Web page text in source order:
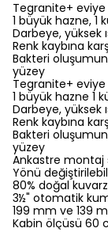
Tegranite+ eviye
1 büyük hazne, 1
Darbeye, yüksek
Renk kaybına
Bakteri
yüzey
Tegranite+ eviye
1 büyük hazne 1
Darbeye, yüksek
Renk kaybına
Bakteri
yüzey
Ankastre montaj
Yönü
80% doğal kuvarz
3½" otomatik
199 mm ve 139
Kabin ölçüsü 60